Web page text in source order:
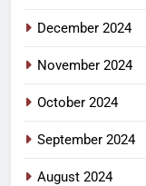
December 2024
November 2024
October 2024
September 2024
August 2024